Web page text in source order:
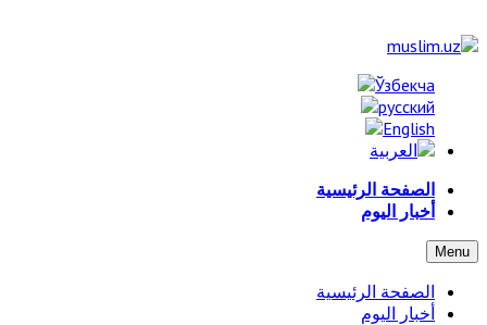
الصفحة الرئيسية
أخبار اليوم
Menu
الصفحة الرئيسية
أخبار اليوم